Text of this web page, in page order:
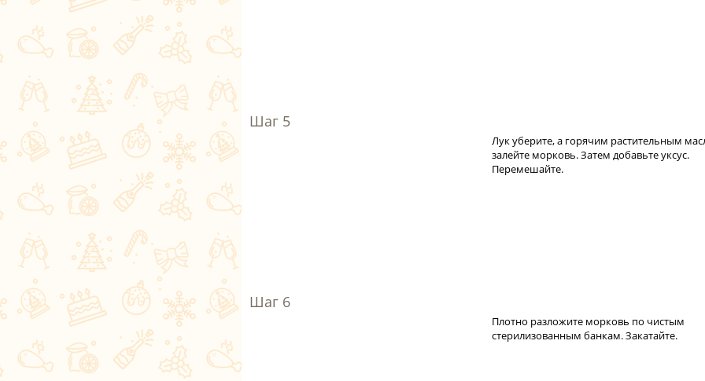
Лук уберите, а горячим растительным
залейте морковь. Затем добавьте уксус.
Перемешайте.
Плотно разложите морковь по чистым
стерилизованным банкам. Закатайте.